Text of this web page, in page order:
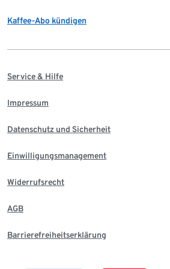
Kaffee-Abo kündigen
Service & Hilfe
Impressum
Datenschutz und Sicherheit
Einwilligungsmanagement
Widerrufsrecht
AGB
Barrierefreiheitserklärung